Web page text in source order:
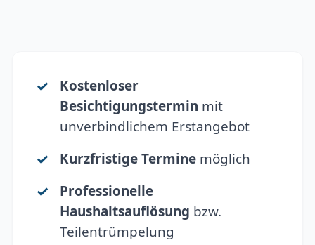
Kostenloser
Besichtigungstermin mit
unverbindlichem Erstangebot
Kurzfristige Terminemöglich
Professionelle
Haushaltsauflösung bzw.
Teilentrümpelung